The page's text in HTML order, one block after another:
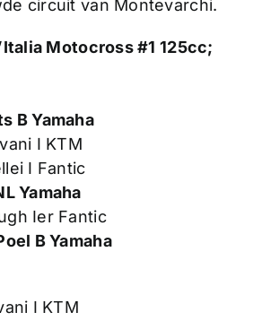
circuit van Montevarchi.
Motocross #1 125cc;
B Yamaha
I KTM
I Fantic
Yamaha
Ier Fantic
B Yamaha
I KTM